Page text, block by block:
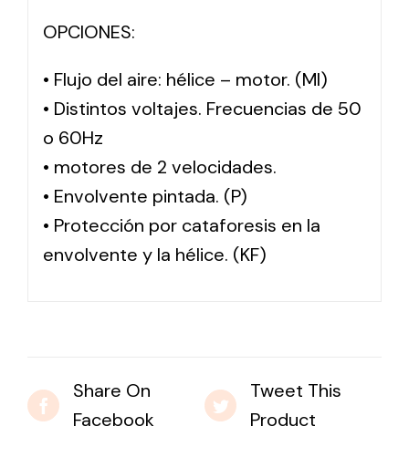
OPCIONES:
• Flujo del aire: hélice – motor. (MI)
• Distintos voltajes. Frecuencias de 50
o 60Hz
• motores de 2 velocidades.
• Envolvente pintada. (P)
• Protección por cataforesis en la
envolvente y la hélice. (KF)
Share On
Facebook
Tweet This
Product